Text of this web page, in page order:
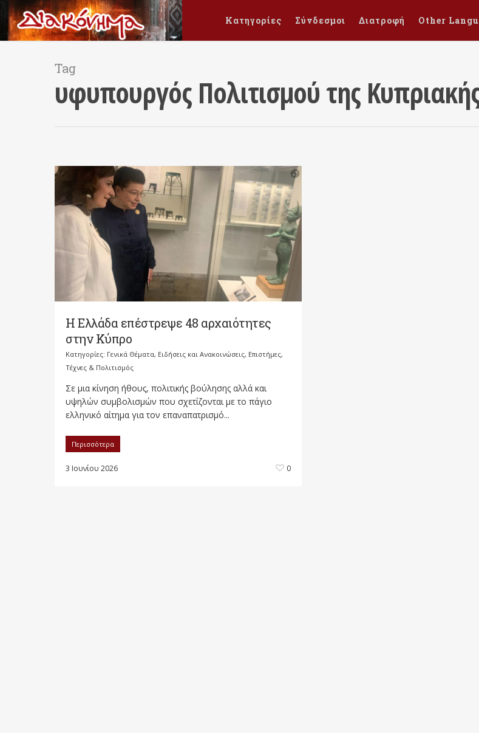
Κατηγορίες Σύνδεσμοι Διατροφή Other
Tag
υφυπουργός Πολιτισμού της
Η Ελλάδα επέστρεψε 48 αρχαιότητες
στην Κύπρο
Κατηγορίες: Γενικά Θέματα, Ειδήσεις και Ανακοινώσεις, Επιστήμες,
Τέχνες & Πολιτισμός
Σε μια κίνηση ήθους, πολιτικής βούλησης αλλά και
υψηλών συμβολισμών που σχετίζονται με το πάγιο
ελληνικό αίτημα για τον επαναπατρισμό...
Περισσότερα
3 Ιουνίου 2026 0